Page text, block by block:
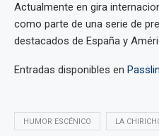
Actualmente en gira
como parte de una serie de
destacados de España y
Entradas disponibles en
HUMOR ESCÉNICO LA